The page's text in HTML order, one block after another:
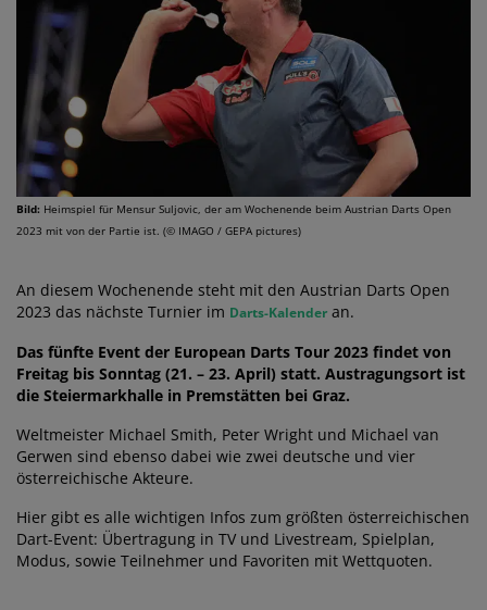
Bild: Heimspiel für Mensur Suljovic, der am Wochenende beim Austrian Darts Open
2023 mit von der Partie ist. (© IMAGO / GEPA pictures)
An diesem Wochenende steht mit den Austrian Darts Open
2023 das nächste Turnier im Darts-Kalender an.
Das fünfte Event der European Darts Tour 2023 findet von
Freitag bis Sonntag (21. – 23. April) statt. Austragungsort ist
die Steiermarkhalle in Premstätten bei Graz.
Weltmeister Michael Smith, Peter Wright und Michael van
Gerwen sind ebenso dabei wie zwei deutsche und vier
österreichische Akteure.
Hier gibt es alle wichtigen Infos zum größten österreichischen
Dart-Event: Übertragung in TV und Livestream, Spielplan,
Modus, sowie Teilnehmer und Favoriten mit Wettquoten.